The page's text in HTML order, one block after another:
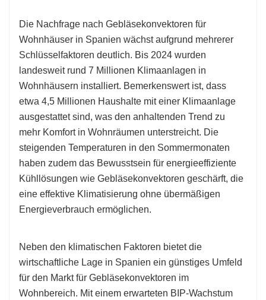
Die Nachfrage nach Gebläsekonvektoren für
Wohnhäuser in Spanien wächst aufgrund mehrerer
Schlüsselfaktoren deutlich. Bis 2024 wurden
landesweit rund 7 Millionen Klimaanlagen in
Wohnhäusern installiert. Bemerkenswert ist, dass
etwa 4,5 Millionen Haushalte mit einer Klimaanlage
ausgestattet sind, was den anhaltenden Trend zu
mehr Komfort in Wohnräumen unterstreicht. Die
steigenden Temperaturen in den Sommermonaten
haben zudem das Bewusstsein für energieeffiziente
Kühllösungen wie Gebläsekonvektoren geschärft, die
eine effektive Klimatisierung ohne übermäßigen
Energieverbrauch ermöglichen.
Neben den klimatischen Faktoren bietet die
wirtschaftliche Lage in Spanien ein günstiges Umfeld
für den Markt für Gebläsekonvektoren im
Wohnbereich. Mit einem erwarteten BIP-Wachstum